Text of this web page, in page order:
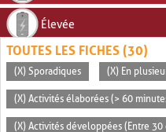
Élevée
TOUTES LES FICHES (30)
(X) Sporadiques (X) En
(X) Activités élaborées (> 60
(X) Activités développées (Entre